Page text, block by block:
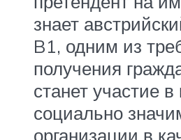
знает
B1, одним из
получения
станет участие
социально
организации в